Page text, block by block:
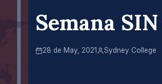
Semana
28 de May, 2021 Sydney College